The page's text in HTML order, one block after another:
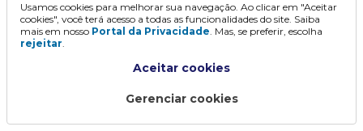
Continuar
Usamos cookies para melhorar sua navegação. Ao clicar em "Aceitar
cookies", você terá acesso a todas as funcionalidades do site. Saiba
mais em nosso Portal da Privacidade. Mas, se preferir, escolha
rejeitar.
Aceitar cookies
Gerenciar cookies